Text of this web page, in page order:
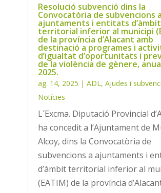
Resolució subvenció dins la
Convocatòria de subvencions a
ajuntaments i entitats d’àmbit
territorial inferior al municipi
de la província d’Alacant amb
destinació a programes i
d’igualtat d’oportunitats i
de la violència de gènere,
2025.
ag. 14, 2025 | ADL , Ajudes i
Notícies
L´Excma. Diputació Provincial
ha concedit a l’Ajuntament de
Alcoy, dins la Convocatòria de
subvencions a ajuntaments i
d’àmbit territorial inferior al
(EATIM) de la província